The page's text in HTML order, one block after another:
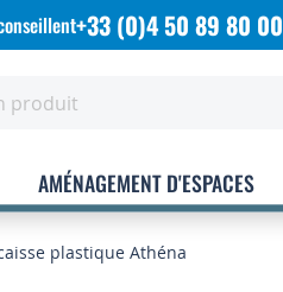
+33 (0)4 50 89 80 00
AMÉNAGEMENT D'ESPACES
plastique Athéna